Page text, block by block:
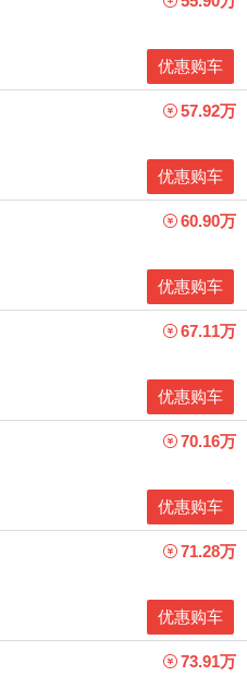
优惠购车
57.92万
优惠购车
60.90万
优惠购车
67.11万
优惠购车
70.16万
优惠购车
71.28万
优惠购车
73.91万